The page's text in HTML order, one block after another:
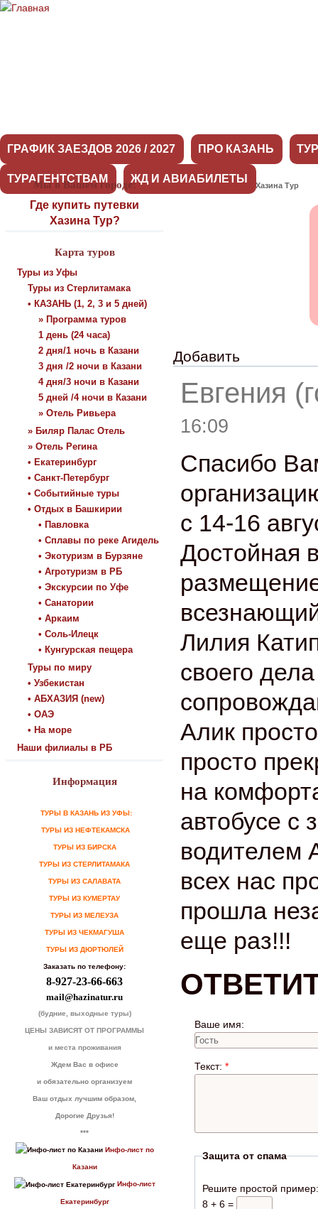
ГРАФИК ЗАЕЗДОВ 2026 / 2027 ПРО КАЗАНЬ
ТУРАГЕНТСТВАМ ЖД И АВИАБИЛЕТЫ
Мы в Вашем городе:
Где купить путевки
Хазина Тур?
Карта туров
Туры из Уфы
Туры из Стерлитамака
• КАЗАНЬ (1, 2, 3 и 5 дней)
» Программа туров
1 день (24 часа)
2 дня/1 ночь в Казани
3 дня /2 ночи в Казани
4 дня/3 ночи в Казани
5 дней /4 ночи в Казани
» Отель Ривьера
» Биляр Палас Отель
» Отель Регина
• Екатеринбург
• Санкт-Петербург
• Событийные туры
• Отдых в Башкирии
• Павловка
• Сплавы по реке Агидель
• Экотуризм в Бурзяне
• Агротуризм в РБ
• Экскурсии по Уфе
• Санатории
• Аркаим
• Соль-Илецк
• Кунгурская пещера
Туры по миру
• Узбекистан
• АБХАЗИЯ (new)
• ОАЭ
• На море
Наши филиалы в РБ
Информация
ТУРЫ В КАЗАНЬ ИЗ УФЫ:
ТУРЫ ИЗ НЕФТЕКАМСКА
ТУРЫ ИЗ БИРСКА
ТУРЫ ИЗ СТЕРЛИТАМАКА
ТУРЫ ИЗ САЛАВАТА
ТУРЫ ИЗ КУМЕРТАУ
ТУРЫ ИЗ МЕЛЕУЗА
ТУРЫ ИЗ ЧЕКМАГУША
ТУРЫ ИЗ ДЮРТЮЛЕЙ
Заказать по телефону:
8-927-23-66-663
mail@hazinatur.ru
(будние, выходные туры)
ЦЕНЫ ЗАВИСЯТ ОТ ПРОГРАММЫ
и места проживания
Ждем Вас в офисе
и обязательно организуем
Ваш отдых лучшим образом,
Дорогие Друзья!
***
Инфо-лист по
Казани
Инфо-лист
Екатеринбург
Оставить отзыв о Хазина Тур
Добавить
Евгения
16:09
Спасибо
с 14-16
Достойная
Лилия
своего
Алик
просто
на
автобусе с
водителем
всех нас
прошла
еще раз!!!
Ваше имя:
Текст: *
Защита от спама
Решите простой
8 + 6 =